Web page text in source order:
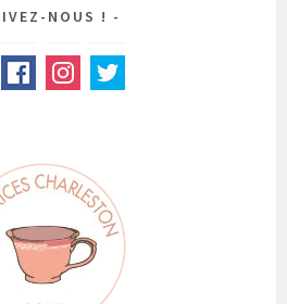
NOUS !